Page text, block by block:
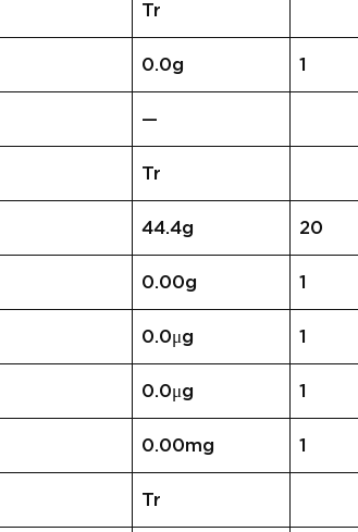
Tr
0.0g 1
—
Tr
44.4g 20
0.00g 1
0.0μg 1
0.0μg 1
0.00mg 1
Tr